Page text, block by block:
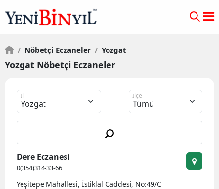
/ Nöbetçi Eczaneler / Yozgat
Yozgat Nöbetçi Eczaneler
İl İlçe
Dere Eczanesi
0(354)314-33-66
Yeşitepe Mahallesi, İstiklal Caddesi, No:49/C